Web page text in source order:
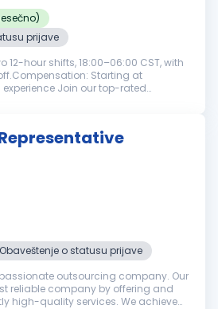
prijave
12-hour shifts, 18:00–06:00 CST, with
Starting at
Join our top-rated
Obaveštenje o statusu prijave
outsourcing company. Our
reliable company by offering and
high-quality services. We achieve